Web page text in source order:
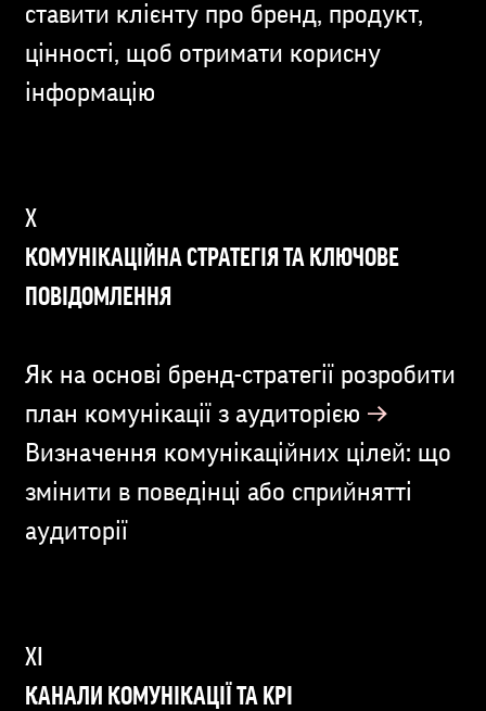
ставити клієнту про бренд, продукт,
цінності, щоб отримати корисну
інформацію
КОМУНІКАЦІЙНА СТРАТЕГІЯ ТА КЛЮЧОВЕ
ПОВІДОМЛЕННЯ
Як на основі бренд-стратегії розробити
план комунікації з аудиторією →
Визначення комунікаційних цілей: що
змінити в поведінці або сприйнятті
аудиторії
КАНАЛИ КОМУНІКАЦІЇ ТА KPI